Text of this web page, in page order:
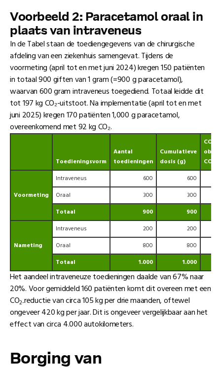
Voorbeeld 2: Paracetamol oraal in
plaats van intraveneus
In de Tabel staan de toediengegevens van de chirurgische
afdeling van een ziekenhuis samengevat. Tijdens de
voormeting (april tot en met juni 2024) kregen 150 patiënten
in totaal 900 giften van 1 gram (=900 g paracetamol),
waarvan 600 gram intraveneus toegediend. Totaal leidde dit
tot 197 kg CO₂-uitstoot. Na implementatie (april tot en met
juni 2025) kregen 170 patiënten 1,000 g paracetamol,
overeenkomend met 92 kg CO₂.
Toedieningsvorm
Aantal
toedieningen
Cumulatieve
dosis (g)
obv
CO₂/
Voormeting
Intraveneus 600
600
Oraal
300
300
Totaal
900 900
Nameting
Intraveneus 200
200
Oraal
800
800
Totaal
1.000 1.000
Het aandeel intraveneuze toedieningen daalde van 67% naar
20%. Voor gemiddeld 160 patiënten komt dit overeen met een
CO2-reductie van circa 105 kg per drie maanden, oftewel
ongeveer 420 kg per jaar. Dit is ongeveer vergelijkbaar aan het
effect van circa 4.000 autokilometers.
Borging van